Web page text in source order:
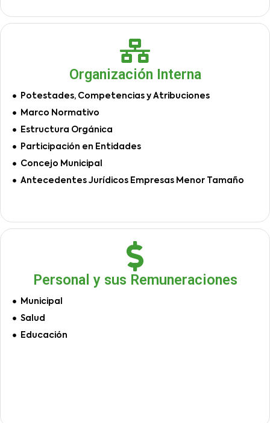
Organización Interna
Potestades, Competencias y Atribuciones
Marco Normativo
Estructura Orgánica
Participación en Entidades
Concejo Municipal
Antecedentes Jurídicos Empresas Menor Tamaño
Personal y sus Remuneraciones
Municipal
Salud
Educación